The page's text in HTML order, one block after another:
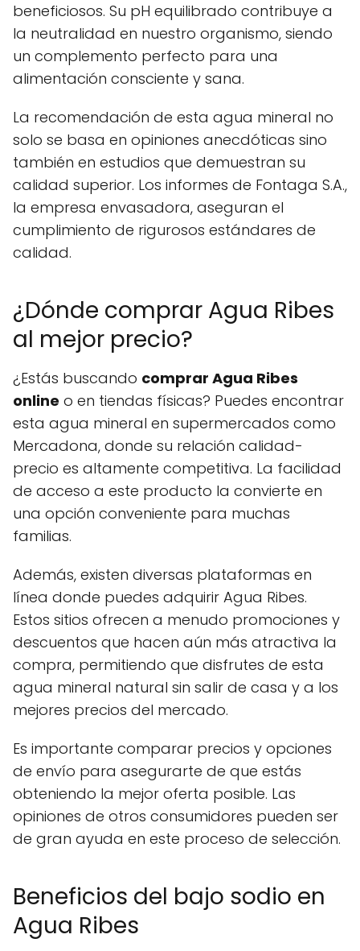
beneficiosos. Su pH equilibrado contribuye a
la neutralidad en nuestro organismo, siendo
un complemento perfecto para una
alimentación consciente y sana.
La recomendación de esta agua mineral no
solo se basa en opiniones anecdóticas sino
también en estudios que demuestran su
calidad superior. Los informes de Fontaga S.A.,
la empresa envasadora, aseguran el
cumplimiento de rigurosos estándares de
calidad.
¿Dónde comprar Agua Ribes
al mejor precio?
¿Estás buscando comprar Agua Ribes
online o en tiendas físicas? Puedes encontrar
esta agua mineral en supermercados como
Mercadona, donde su relación calidad-
precio es altamente competitiva. La facilidad
de acceso a este producto la convierte en
una opción conveniente para muchas
familias.
Además, existen diversas plataformas en
línea donde puedes adquirir Agua Ribes.
Estos sitios ofrecen a menudo promociones y
descuentos que hacen aún más atractiva la
compra, permitiendo que disfrutes de esta
agua mineral natural sin salir de casa y a los
mejores precios del mercado.
Es importante comparar precios y opciones
de envío para asegurarte de que estás
obteniendo la mejor oferta posible. Las
opiniones de otros consumidores pueden ser
de gran ayuda en este proceso de selección.
Beneficios del bajo sodio en
Agua Ribes